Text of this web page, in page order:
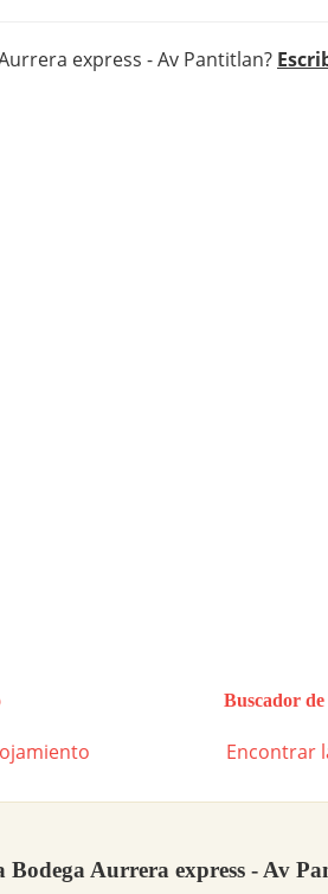
express - Av Pantitlan?
Buscador de
Encontrar
Bodega Aurrera express - Av